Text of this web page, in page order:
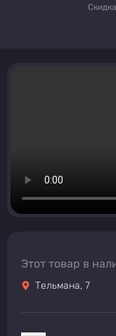
Этот товар в
Тельмана, 7